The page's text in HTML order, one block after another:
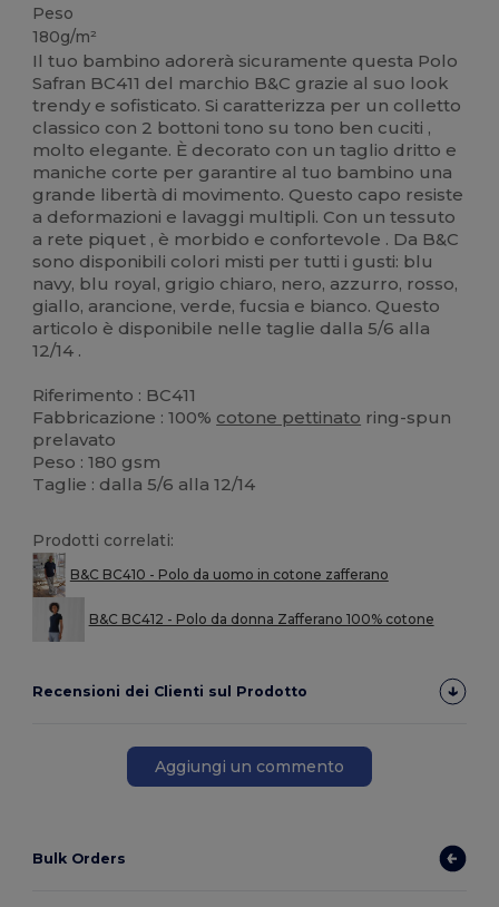
Peso
180g/m²
Il tuo bambino adorerà sicuramente questa Polo
Safran BC411 del marchio B&C grazie al suo look
trendy e sofisticato. Si caratterizza per un colletto
classico con 2 bottoni tono su tono ben cuciti ,
molto elegante. È decorato con un taglio dritto e
maniche corte per garantire al tuo bambino una
grande libertà di movimento. Questo capo resiste
a deformazioni e lavaggi multipli. Con un tessuto
a rete piquet , è morbido e confortevole . Da B&C
sono disponibili colori misti per tutti i gusti: blu
navy, blu royal, grigio chiaro, nero, azzurro, rosso,
giallo, arancione, verde, fucsia e bianco. Questo
articolo è disponibile nelle taglie dalla 5/6 alla
12/14 .
Riferimento : BC411
Fabbricazione : 100% cotone pettinato ring-spun
prelavato
Peso : 180 gsm
Taglie : dalla 5/6 alla 12/14
Prodotti correlati:
B&C BC410 - Polo da uomo in cotone zafferano
B&C BC412 - Polo da donna Zafferano 100% cotone
Recensioni dei Clienti sul Prodotto
Aggiungi un commento
Bulk Orders